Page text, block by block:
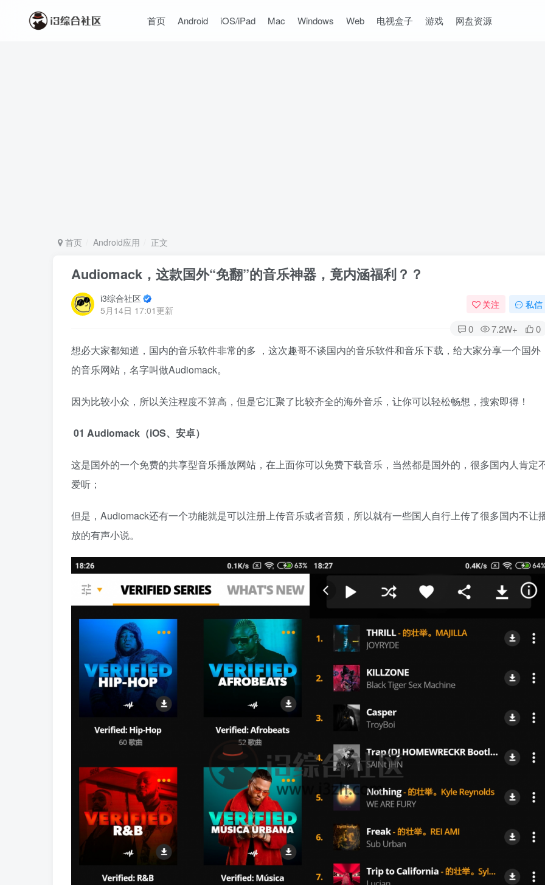
首页 Android iOS/iPad Mac Windows Web 电视盒子 游戏 网盘资源
首页 Android应用 正文
Audiomack，这款国外“免翻”的音乐神器，竟内涵福利？？
i3综合社区
5月14日 17:01更新
关注 私信
0 7.2W+ 0
想必大家都知道，国内的音乐软件非常的多 ，这次趣哥不谈国内的音乐软件和音乐下载，给大家分享一个国外
的音乐网站，名字叫做Audiomack。
因为比较小众，所以关注程度不算高，但是它汇聚了比较齐全的海外音乐，让你可以轻松畅想，搜索即得！
01 Audiomack（iOS、安卓）
这是国外的一个免费的共享型音乐播放网站，在上面你可以免费下载音乐，当然都是国外的，很多国内人肯定
爱听；
但是，Audiomack还有一个功能就是可以注册上传音乐或者音频，所以就有一些国人自行上传了很多国内不让
放的有声小说。